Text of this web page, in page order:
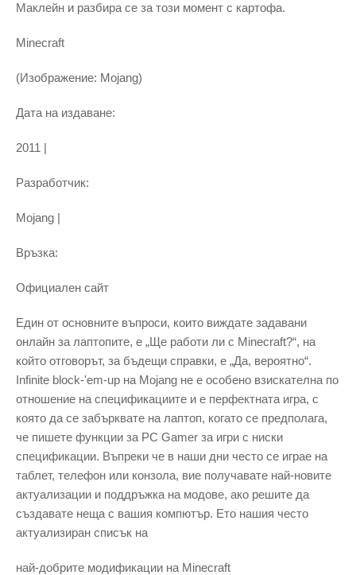
Маклейн и разбира се за този момент с картофа.
Minecraft
(Изображение: Mojang)
Дата на издаване:
2011 |
Разработчик:
Mojang |
Връзка:
Официален сайт
Един от основните въпроси, които виждате задавани
онлайн за лаптопите, е „Ще работи ли с Minecraft?“, на
който отговорът, за бъдещи справки, е „Да, вероятно“.
Infinite block-'em-up на Mojang не е особено взискателна по
отношение на спецификациите и е перфектната игра, с
която да се забърквате на лаптоп, когато се предполага,
че пишете функции за PC Gamer за игри с ниски
спецификации. Въпреки че в наши дни често се играе на
таблет, телефон или конзола, вие получавате най-новите
актуализации и поддръжка на модове, ако решите да
създавате неща с вашия компютър. Ето нашия често
актуализиран списък на
най-добрите модификации на Minecraft